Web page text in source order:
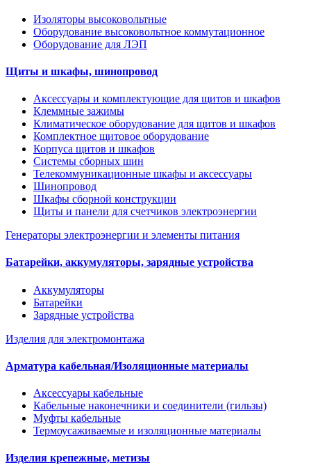
Изоляторы высоковольтные
Оборудование высоковольтное коммутационное
Оборудование для ЛЭП
Щиты и шкафы, шинопровод
Аксессуары и комплектующие для щитов и шкафов
Клеммные зажимы
Климатическое оборудование для щитов и шкафов
Комплектное щитовое оборудование
Корпуса щитов и шкафов
Системы сборных шин
Телекоммуникационные шкафы и аксессуары
Шинопровод
Шкафы сборной конструкции
Щиты и панели для счетчиков электроэнергии
Генераторы электроэнергии и элементы питания
Батарейки, аккумуляторы, зарядные устройства
Аккумуляторы
Батарейки
Зарядные устройства
Изделия для электромонтажа
Арматура кабельная/Изоляционные материалы
Аксессуары кабельные
Кабельные наконечники и соединители (гильзы)
Муфты кабельные
Термоусаживаемые и изоляционные материалы
Изделия крепежные, метизы